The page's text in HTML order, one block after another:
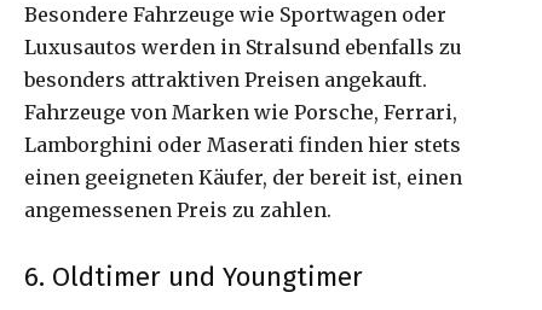
Besondere Fahrzeuge wie Sportwagen oder
Luxusautos werden in Stralsund ebenfalls zu
besonders attraktiven Preisen angekauft.
Fahrzeuge von Marken wie Porsche, Ferrari,
Lamborghini oder Maserati finden hier stets
einen geeigneten Käufer, der bereit ist, einen
angemessenen Preis zu zahlen.
6. Oldtimer und Youngtimer